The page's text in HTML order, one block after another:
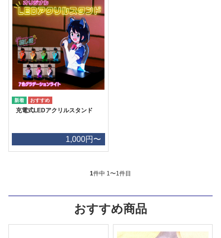
充電式LEDアクリルスタンド
1,000円〜
1件中 1〜1件目
おすすめ商品